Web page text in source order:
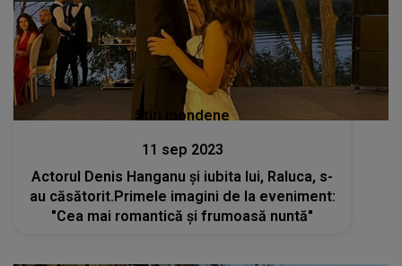
Stiri mondene
11 sep 2023
Actorul Denis Hanganu și iubita lui, Raluca, s-
au căsătorit.Primele imagini de la eveniment:
"Cea mai romantică și frumoasă nuntă"